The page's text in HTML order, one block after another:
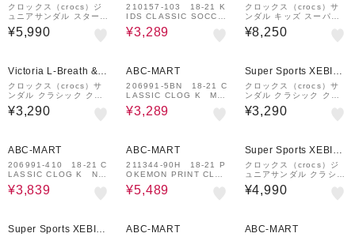
&mall店
クロックス（crocs）ジ
ュニアサンダル スターウ
ォーズグローグークラシ
ッククロッグ ベージュ 2
¥5,990
210157-103 18-21 K
IDS CLASSIC SOCCE
R CLOG WHITE/BLA
CK 695406-0001
¥3,289
&mall店
クロックス（crocs）サ
ンダル キッズ スーパー
マリオ コア クラシック
クロッグ ブルー 21213
¥8,250
Victoria L-Breath &m
all店
クロックス（crocs）サ
ンダル クラシック クロ
ッグ キッズ Black ブラ
ック 206991-001-2023
¥3,290
ABC-MART
206991-5BN 18-21 C
LASSIC CLOG K MY
STIC PURPLE 68746
2-0001
¥3,289
Super Sports XEBIO
&mall店
クロックス（crocs）サ
ンダル クラシック クロ
ッグ キッズ Black ブラ
ック 206991-001-2023
¥3,290
ABC-MART
206991-410 18-21 C
LASSIC CLOG K NA
VY 623767-0001
¥3,839
ABC-MART
211344-90H 18-21 P
OKEMON PRINT CLS
CLG K MULTI 6907
78-0001
¥5,489
Super Sports XEBIO
&mall店
クロックス（crocs）ジ
ュニアサンダル クラシッ
クポケモンクロッグ ホワ
イト 207739-94S シャ
¥4,990
Super Sports XEBIO
ABC-MART ABC-MART